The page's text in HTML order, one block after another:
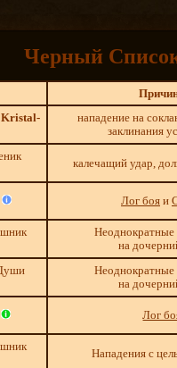
Черный
Kristal-
нападение на
заклинания
калечащий удар,
Лог боя и
Неоднократные
на
Неоднократные
на
Лог
Нападения с